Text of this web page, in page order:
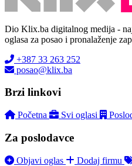
Dio Klix.ba digitalnog medija -
oglasa za posao i pronalaženje
+387 33 263 252
posao@klix.ba
Brzi linkovi
Početna Svi oglasi
Za poslodavce
Objavi oglas Dodaj firmu